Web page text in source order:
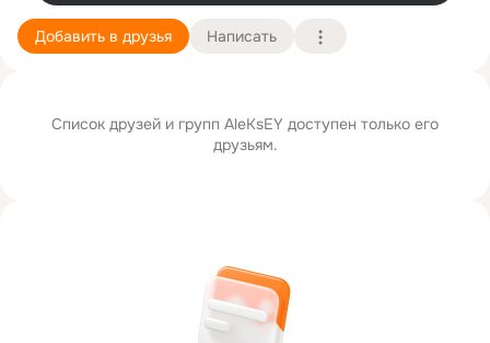
Добавить в друзья Написать
Список друзей и групп AleKsEY доступен только его
друзьям.